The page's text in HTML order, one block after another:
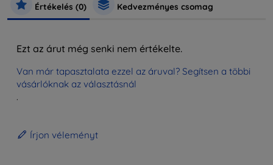
Értékelés (0) Kedvezményes csomag
Ezt az árut még senki nem értékelte.
Van már tapasztalata ezzel az áruval? Segítsen a többi
vásárlóknak az választásnál
.
Írjon véleményt